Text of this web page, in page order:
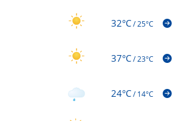
32°C/25°C
37°C/23°C
24°C/14°C